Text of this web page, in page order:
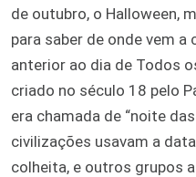
de outubro, o Halloween,
para saber de onde vem
anterior ao dia de Todos
criado no século 18 pelo
era chamada de “noite
civilizações usavam a
colheita, e outros grupos